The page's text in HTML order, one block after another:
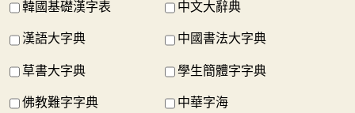
韓國基礎漢字表 中文大辭典
漢語大字典 中國書法大字典
草書大字典 學生簡體字字典
佛教難字字典 中華字海